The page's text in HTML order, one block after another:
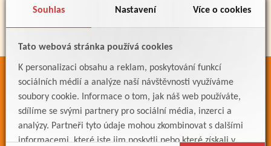
Souhlas Nastavení Více o cookies
Tato webová stránka používá cookies
K personalizaci obsahu a reklam, poskytování funkcí
sociálních médií a analýze naší návštěvnosti využíváme
soubory cookie. Informace o tom, jak náš web používáte,
sdílíme se svými partnery pro sociální média, inzerci a
analýzy. Partneři tyto údaje mohou zkombinovat s dalšími
informacemi, které jste jim poskytli nebo které získali v
ODKAZY
Bakaláři
Jídelníček
Meteostanice